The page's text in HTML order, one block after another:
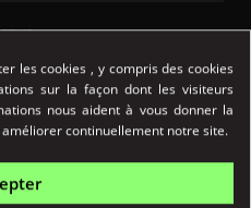
nicotine
les cookies , y compris des cookies
sur la façon dont les visiteurs
nous aident à vous donner la
continuellement notre site.